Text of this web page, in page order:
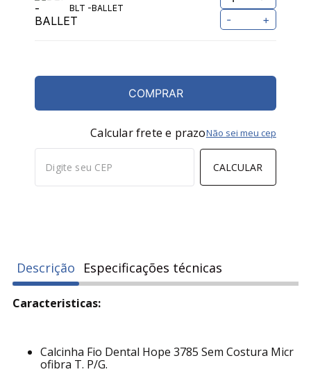
BLT -BALLET
- +
COMPRAR
Calcular frete e prazo
CALCULAR
Não sei meu cep
Descrição Especificações técnicas
Caracteristicas:
Calcinha Fio Dental Hope 3785 Sem Costura Micr
ofibra T. P/G.